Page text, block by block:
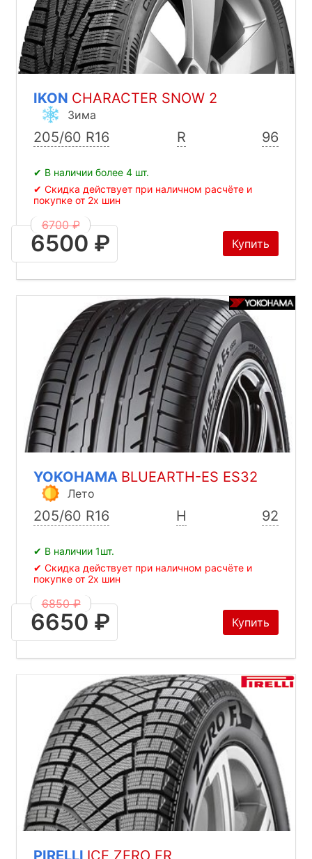
IKON CHARACTER SNOW 2
Зима
205/60 R16 R 96
✔ В наличии более 4 шт.
✔ Скидка действует при наличном расчёте и
покупке от 2х шин
6700 ₽
6500 ₽ Купить
YOKOHAMA BLUEARTH-ES ES32
Лето
205/60 R16 H 92
✔ В наличии 1шт.
✔ Скидка действует при наличном расчёте и
покупке от 2х шин
6850 ₽
6650 ₽ Купить
PIRELLI ICE ZERO FR